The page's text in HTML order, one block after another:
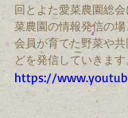
回とよた愛菜農園総
菜農園の情報発信の場
会員が育てた野菜や
どを発信していきます
https://